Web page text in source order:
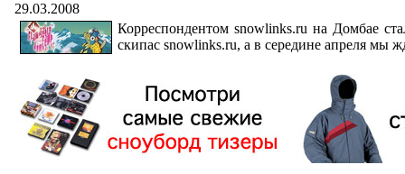
29.03.2008
Корреспондентом snowlinks.ru на Домбае
скипас snowlinks.ru, а в середине апреля мы